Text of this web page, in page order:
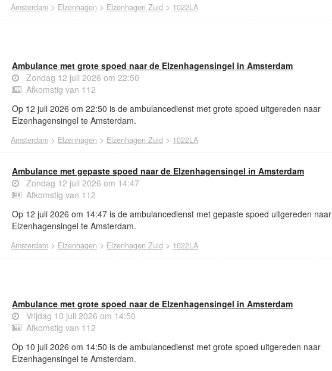
Amsterdam > Elzenhagen > Elzenhagen Zuid > 1022LA
Ambulance met grote spoed naar de Elzenhagensingel in Amsterdam
Zondag 12 juli 2026 om 22:50
Afkomstig van 112
Op 12 juli 2026 om 22:50 is de ambulancedienst met grote spoed uitgereden naar
Elzenhagensingel te Amsterdam.
Amsterdam > Elzenhagen > Elzenhagen Zuid > 1022LA
Ambulance met gepaste spoed naar de Elzenhagensingel in Amsterdam
Zondag 12 juli 2026 om 14:47
Afkomstig van 112
Op 12 juli 2026 om 14:47 is de ambulancedienst met gepaste spoed uitgereden naar
Elzenhagensingel te Amsterdam.
Amsterdam > Elzenhagen > Elzenhagen Zuid > 1022LA
Ambulance met grote spoed naar de Elzenhagensingel in Amsterdam
Vrijdag 10 juli 2026 om 14:50
Afkomstig van 112
Op 10 juli 2026 om 14:50 is de ambulancedienst met grote spoed uitgereden naar
Elzenhagensingel te Amsterdam.